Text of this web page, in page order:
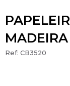
Ref: CB3520